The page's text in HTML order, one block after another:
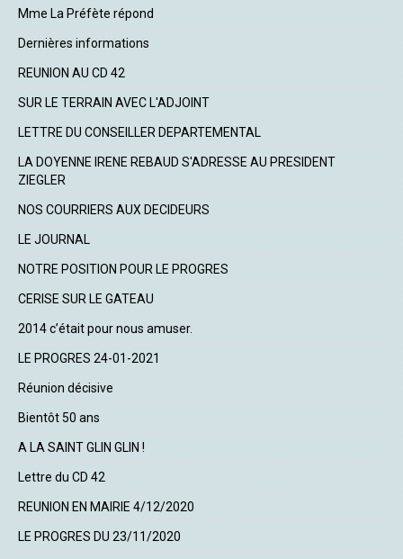
Mme La Préfète répond
Dernières informations
REUNION AU CD 42
SUR LE TERRAIN AVEC L'ADJOINT
LETTRE DU CONSEILLER DEPARTEMENTAL
LA DOYENNE IRENE REBAUD S'ADRESSE AU PRESIDENT
ZIEGLER
NOS COURRIERS AUX DECIDEURS
LE JOURNAL
NOTRE POSITION POUR LE PROGRES
CERISE SUR LE GATEAU
2014 c’était pour nous amuser.
LE PROGRES 24-01-2021
Réunion décisive
Bientôt 50 ans
A LA SAINT GLIN GLIN !
Lettre du CD 42
REUNION EN MAIRIE 4/12/2020
LE PROGRES DU 23/11/2020